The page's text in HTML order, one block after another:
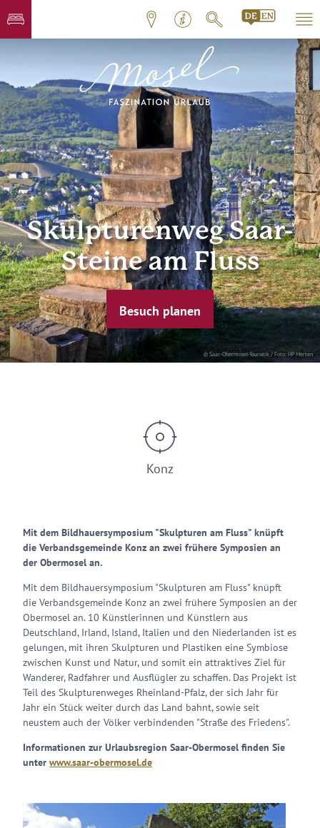
© Saar-Obermosel-Touristik / Foto: HP Merten
Skulpturenweg Saar-
Steine am Fluss
Besuch planen
Konz
Mit dem Bildhauersymposium "Skulpturen am Fluss" knüpft
die Verbandsgemeinde Konz an zwei frühere Symposien an
der Obermosel an.
Mit dem Bildhauersymposium "Skulpturen am Fluss" knüpft
die Verbandsgemeinde Konz an zwei frühere Symposien an der
Obermosel an. 10 Künstlerinnen und Künstlern aus
Deutschland, Irland, Island, Italien und den Niederlanden ist es
gelungen, mit ihren Skulpturen und Plastiken eine Symbiose
zwischen Kunst und Natur, und somit ein attraktives Ziel für
Wanderer, Radfahrer und Ausflügler zu schaffen. Das Projekt ist
Teil des Skulpturenweges Rheinland-Pfalz, der sich Jahr für
Jahr ein Stück weiter durch das Land bahnt, sowie seit
neustem auch der Völker verbindenden "Straße des Friedens".
Informationen zur Urlaubsregion Saar-Obermosel finden Sie
unter www.saar-obermosel.de